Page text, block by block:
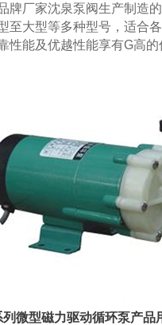
厂家沈泉泵阀生产制造的
至大型等多种型号，适合
性能及优越性能享有G高的
型磁力驱动循环泵产品